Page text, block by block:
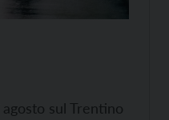
agosto sul Trentino